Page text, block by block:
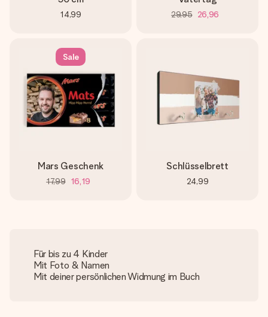
14,99 29,95 26,96
Sale
Mars Geschenk
17,99 16,19
Schlüsselbrett
24,99
Für bis zu 4 Kinder
Mit Foto & Namen
Mit deiner persönlichen Widmung im Buch